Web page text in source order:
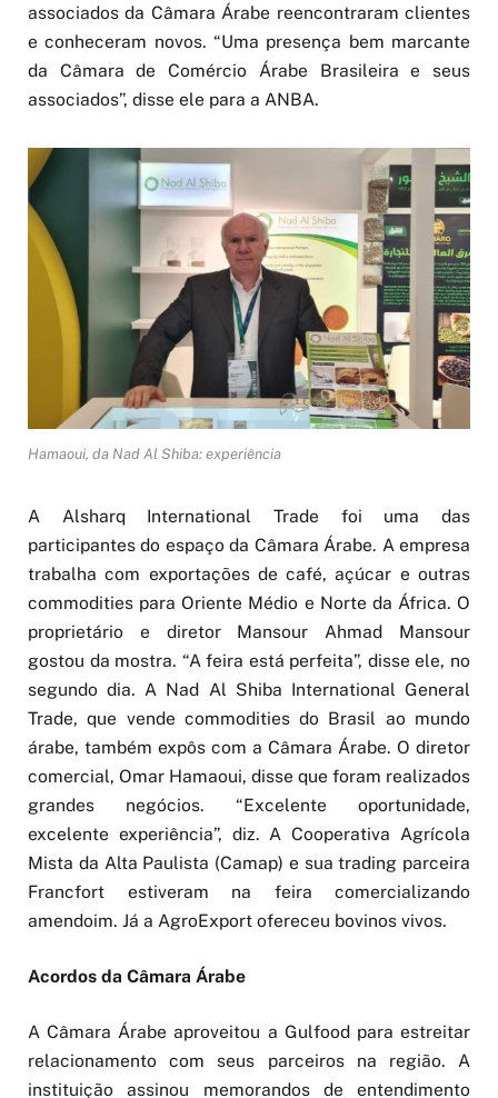
associados da Câmara Árabe reencontraram clientes
e conheceram novos. “Uma presença bem marcante
da Câmara de Comércio Árabe Brasileira e seus
associados”, disse ele para a ANBA.
Hamaoui, da Nad Al Shiba: experiência
A Alsharq International Trade foi uma das
participantes do espaço da Câmara Árabe. A empresa
trabalha com exportações de café, açúcar e outras
commodities para Oriente Médio e Norte da África. O
proprietário e diretor Mansour Ahmad Mansour
gostou da mostra. “A feira está perfeita”, disse ele, no
segundo dia. A Nad Al Shiba International General
Trade, que vende commodities do Brasil ao mundo
árabe, também expôs com a Câmara Árabe. O diretor
comercial, Omar Hamaoui, disse que foram realizados
grandes negócios. “Excelente oportunidade,
excelente experiência”, diz. A Cooperativa Agrícola
Mista da Alta Paulista (Camap) e sua trading parceira
Francfort estiveram na feira comercializando
amendoim. Já a AgroExport ofereceu bovinos vivos.
Acordos da Câmara Árabe
A Câmara Árabe aproveitou a Gulfood para estreitar
relacionamento com seus parceiros na região. A
instituição assinou memorandos de entendimento